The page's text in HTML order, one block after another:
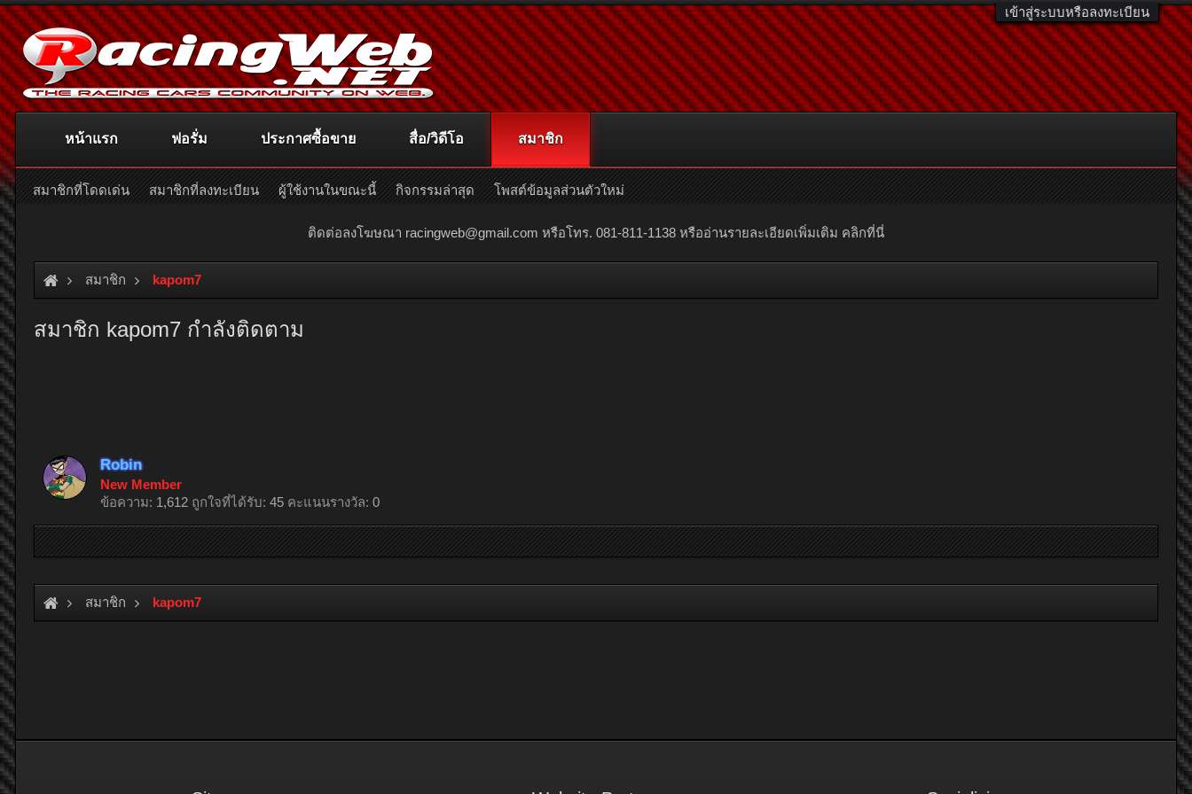
เข้าสู่ระบบหรือลงทะเบียน
ติดต่อลงโฆษณา racingweb@gmail.com หรือโทร. 081-811-1138 หรืออ่านรายละเอียดเพิ่มเติม คลิกที่นี่
สมาชิก kapom7
สมาชิก kapom7 กำลังติดตาม
Robin
New Member
ข้อความ: 1,612 ถูกใจที่ได้รับ: 45 คะแนนรางวัล: 0
สมาชิก kapom7
หน้าแรก ฟอรั่ม ประกาศซื้อขาย สื่อ/วิดีโอ สมาชิก
สมาชิกที่โดดเด่น สมาชิกที่ลงทะเบียน ผู้ใช้งานในขณะนี้ กิจกรรมล่าสุด โพสต์ข้อมูลส่วนตัวใหม่